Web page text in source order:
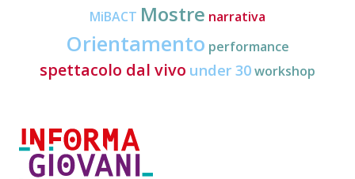
MiBACT Mostre narrativa
Orientamento performance
spettacolo dal vivo under 30workshop